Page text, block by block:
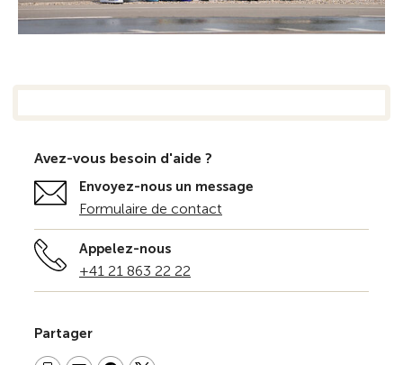
Avez-vous besoin d'aide ?
Envoyez-nous un message
Formulaire de contact
Appelez-nous
+41 21 863 22 22
Partager